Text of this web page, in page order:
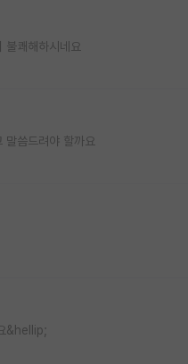
불쾌해하시네요
말씀드려야 할까요
&hellip;